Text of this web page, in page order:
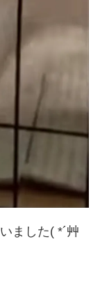
ました( *´艸